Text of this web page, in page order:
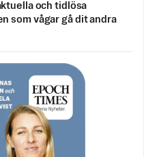
och tidlösa
som vågar gå dit andra